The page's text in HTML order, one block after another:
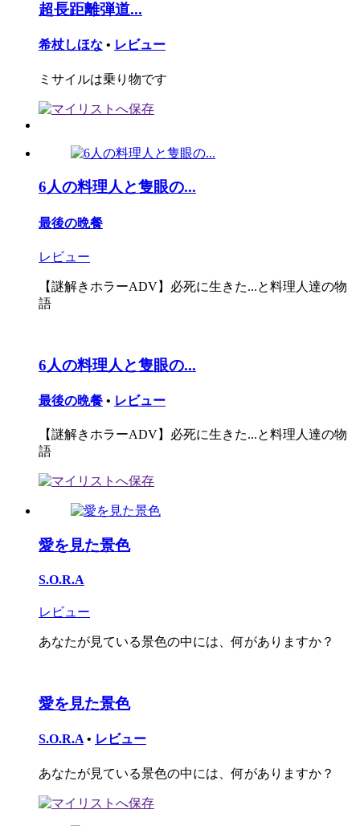
超長距離弾道...
希杖しほな • レビュー
ミサイルは乗り物です
6人の料理人と隻眼の...
最後の晩餐
レビュー
【謎解きホラーADV】必死に生きた...と料理人達の物
語
6人の料理人と隻眼の...
最後の晩餐 • レビュー
【謎解きホラーADV】必死に生きた...と料理人達の物
語
愛を見た景色
S.O.R.A
レビュー
あなたが見ている景色の中には、何がありますか？
愛を見た景色
S.O.R.A • レビュー
あなたが見ている景色の中には、何がありますか？